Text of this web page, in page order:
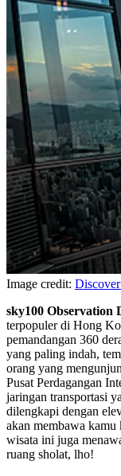
Image credit:
sky100 Observation
terpopuler di Hong
pemandangan 360
yang paling indah,
orang yang
Pusat Perdagangan
jaringan transportasi
dilengkapi dengan
akan membawa
wisata ini juga
ruang sholat, lho!